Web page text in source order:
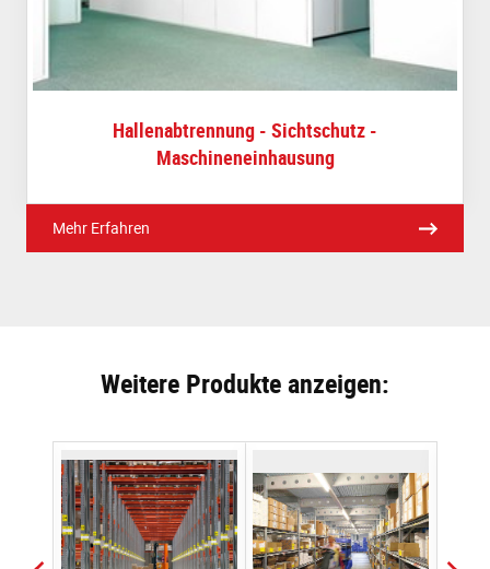
Hallenabtrennung - Sichtschutz -
Maschineneinhausung
Mehr Erfahren
Weitere Produkte anzeigen: